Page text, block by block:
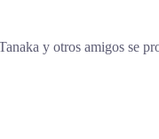
y otros amigos se